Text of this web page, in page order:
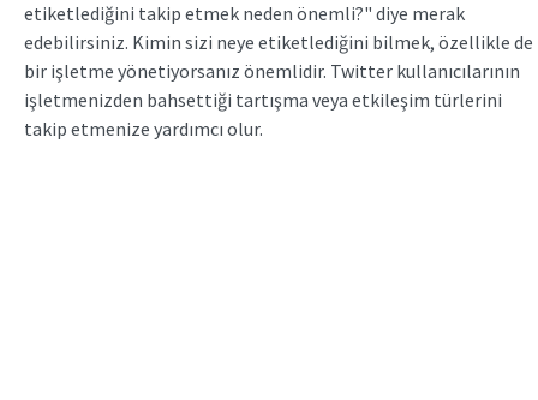
etiketlediğini takip etmek neden önemli?" diye merak
edebilirsiniz. Kimin sizi neye etiketlediğini bilmek, özellikle de
bir işletme yönetiyorsanız önemlidir. Twitter kullanıcılarının
işletmenizden bahsettiği tartışma veya etkileşim türlerini
takip etmenize yardımcı olur.